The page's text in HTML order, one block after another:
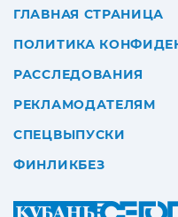
ГЛАВНАЯ СТРАНИЦА
ПОЛИТИКА
РАССЛЕДОВАНИЯ
РЕКЛАМОДАТЕЛЯМ
СПЕЦВЫПУСКИ
ФИНЛИКБЕЗ